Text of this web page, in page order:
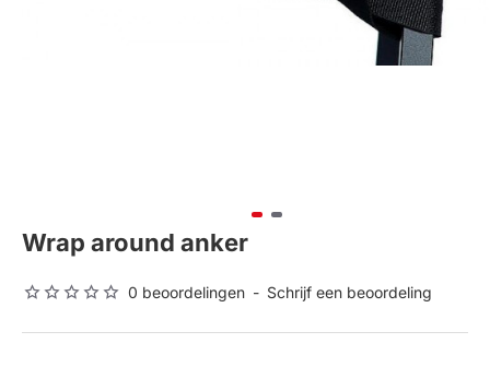
Wrap around anker
0 beoordelingen - Schrijf een beoordeling